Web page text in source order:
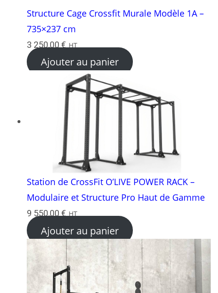
Structure Cage Crossfit Murale Modèle 1A –
735×237 cm
3 250,00 € HT
Ajouter au panier
Station de CrossFit O’LIVE POWER RACK –
Modulaire et Structure Pro Haut de Gamme
9 550,00€ HT
Ajouter au panier